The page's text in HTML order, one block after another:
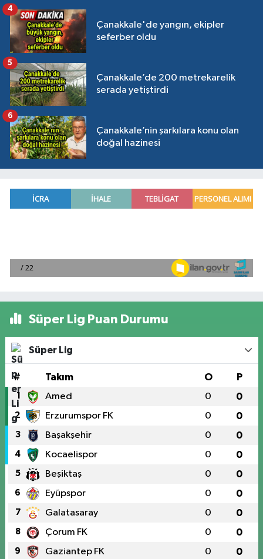
Çanakkale'de yangın, ekipler
seferber oldu
4
Çanakkale’de 200 metrekarelik
serada yetiştirdi
5
Çanakkale’nin şarkılara konu olan
doğal hazinesi
6
Süper Lig Puan Durumu
Süper Lig
# Takım O P
1 Amed 0 0
2 Erzurumspor FK 0 0
3 Başakşehir 0 0
4 Kocaelispor 0 0
5 Beşiktaş 0 0
6 Eyüpspor 0 0
7 Galatasaray 0 0
8 Çorum FK 0 0
9 Gaziantep FK 0 0